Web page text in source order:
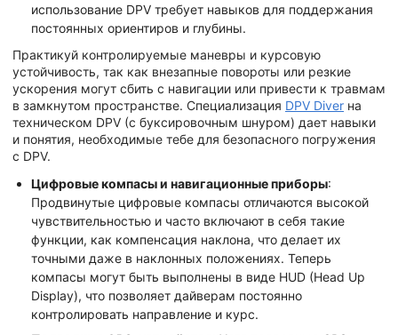
использование DPV требует навыков для поддержания
постоянных ориентиров и глубины.
Практикуй контролируемые маневры и курсовую
устойчивость, так как внезапные повороты или резкие
ускорения могут сбить с навигации или привести к травмам
в замкнутом пространстве. Специализация DPV Diver на
техническом DPV (с буксировочным шнуром) дает навыки
и понятия, необходимые тебе для безопасного погружения
с DPV.
Цифровые компасы и навигационные приборы:
Продвинутые цифровые компасы отличаются высокой
чувствительностью и часто включают в себя такие
функции, как компенсация наклона, что делает их
точными даже в наклонных положениях. Теперь
компасы могут быть выполнены в виде HUD (Head Up
Display), что позволяет дайверам постоянно
контролировать направление и курс.